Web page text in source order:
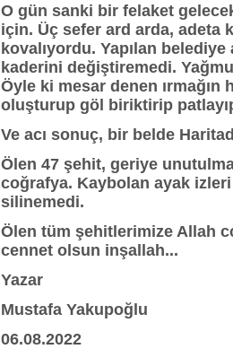
O gün sanki bir felaket
için. Üç sefer ard arda, adeta
kovalıyordu. Yapılan
kaderini değiştiremedi.
Öyle ki mesar denen
oluşturup göl biriktirip
Ve acı sonuç, bir belde
Ölen 47 şehit, geriye
coğrafya. Kaybolan ayak izleri
silinemedi.
Ölen tüm şehitlerimize Allah
cennet olsun inşallah...
Yazar
Mustafa Yakupoğlu
06.08.2022